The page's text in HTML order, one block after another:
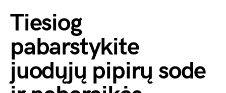
Tiesiog
pabarstykite
juodųjų pipirų sode